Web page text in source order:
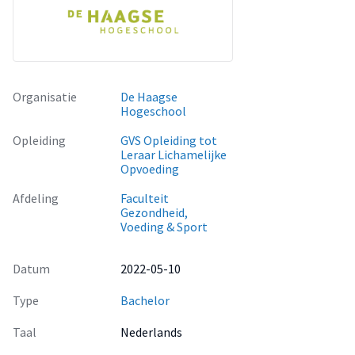
Organisatie
De Haagse
Hogeschool
Opleiding
GVS Opleiding tot
Leraar Lichamelijke
Opvoeding
Afdeling
Faculteit
Gezondheid,
Voeding & Sport
Datum
2022-05-10
Type
Bachelor
Taal
Nederlands